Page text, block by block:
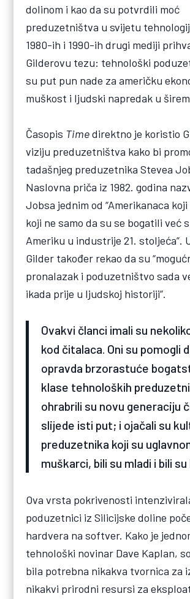
dolinom i kao da su potvrdili moć
preduzetništva u svijetu
1980-ih i 1990-ih drugi mediji
Gilderovu tezu: tehnološki
su put pun nade za američku
muškost i ljudski napredak u
Časopis Timedirektno je koristio
viziju preduzetništva kako bi
tadašnjeg preduzetnika Stevea
Naslovna priča iz 1982. godina
Jobsa jednim od “Amerikanaca
koji ne samo da su se bogatili već
Ameriku u industrije 21. stoljeća”.
Gilder također rekao da su
pronalazak i poduzetništvo sada
ikada prije u ljudskoj historiji”.
Ovakvi članci imali su
kod čitalaca. Oni su pomogli
opravda brzorastuće
klase tehnoloških
ohrabrili su novu generaciju
slijede isti put; i ojačali su
preduzetnika koji su
muškarci, bili su mladi i bili su
Ova vrsta pokrivenosti
poduzetnici iz Silicijske doline
hardvera na softver. Kako je
tehnološki novinar Dave Kaplan,
bila potrebna nikakva tvornica za
nikakvi prirodni resursi za